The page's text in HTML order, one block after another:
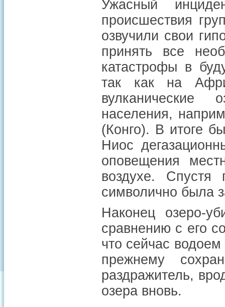
Ужасный
происшествия
озвучили свои
принять все
катастрофы в
так как на
вулканические
населения,
(Конго). В итоге
Ниос
оповещения
воздухе. Спустя
символично была
Наконец озеро-
сравнению с его
что сейчас
прежнему
раздражитель,
озера вновь.